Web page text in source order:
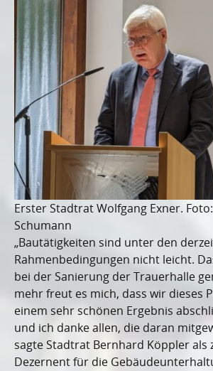
Erster Stadtrat Wolfgang Exner.
Schumann
„Bautätigkeiten sind unter den
Rahmenbedingungen nicht leicht.
bei der Sanierung der Trauerhalle
mehr freut es mich, dass wir dieses
einem sehr schönen Ergebnis
und ich danke allen, die daran
sagte Stadtrat Bernhard Köppler als
Dezernent für die